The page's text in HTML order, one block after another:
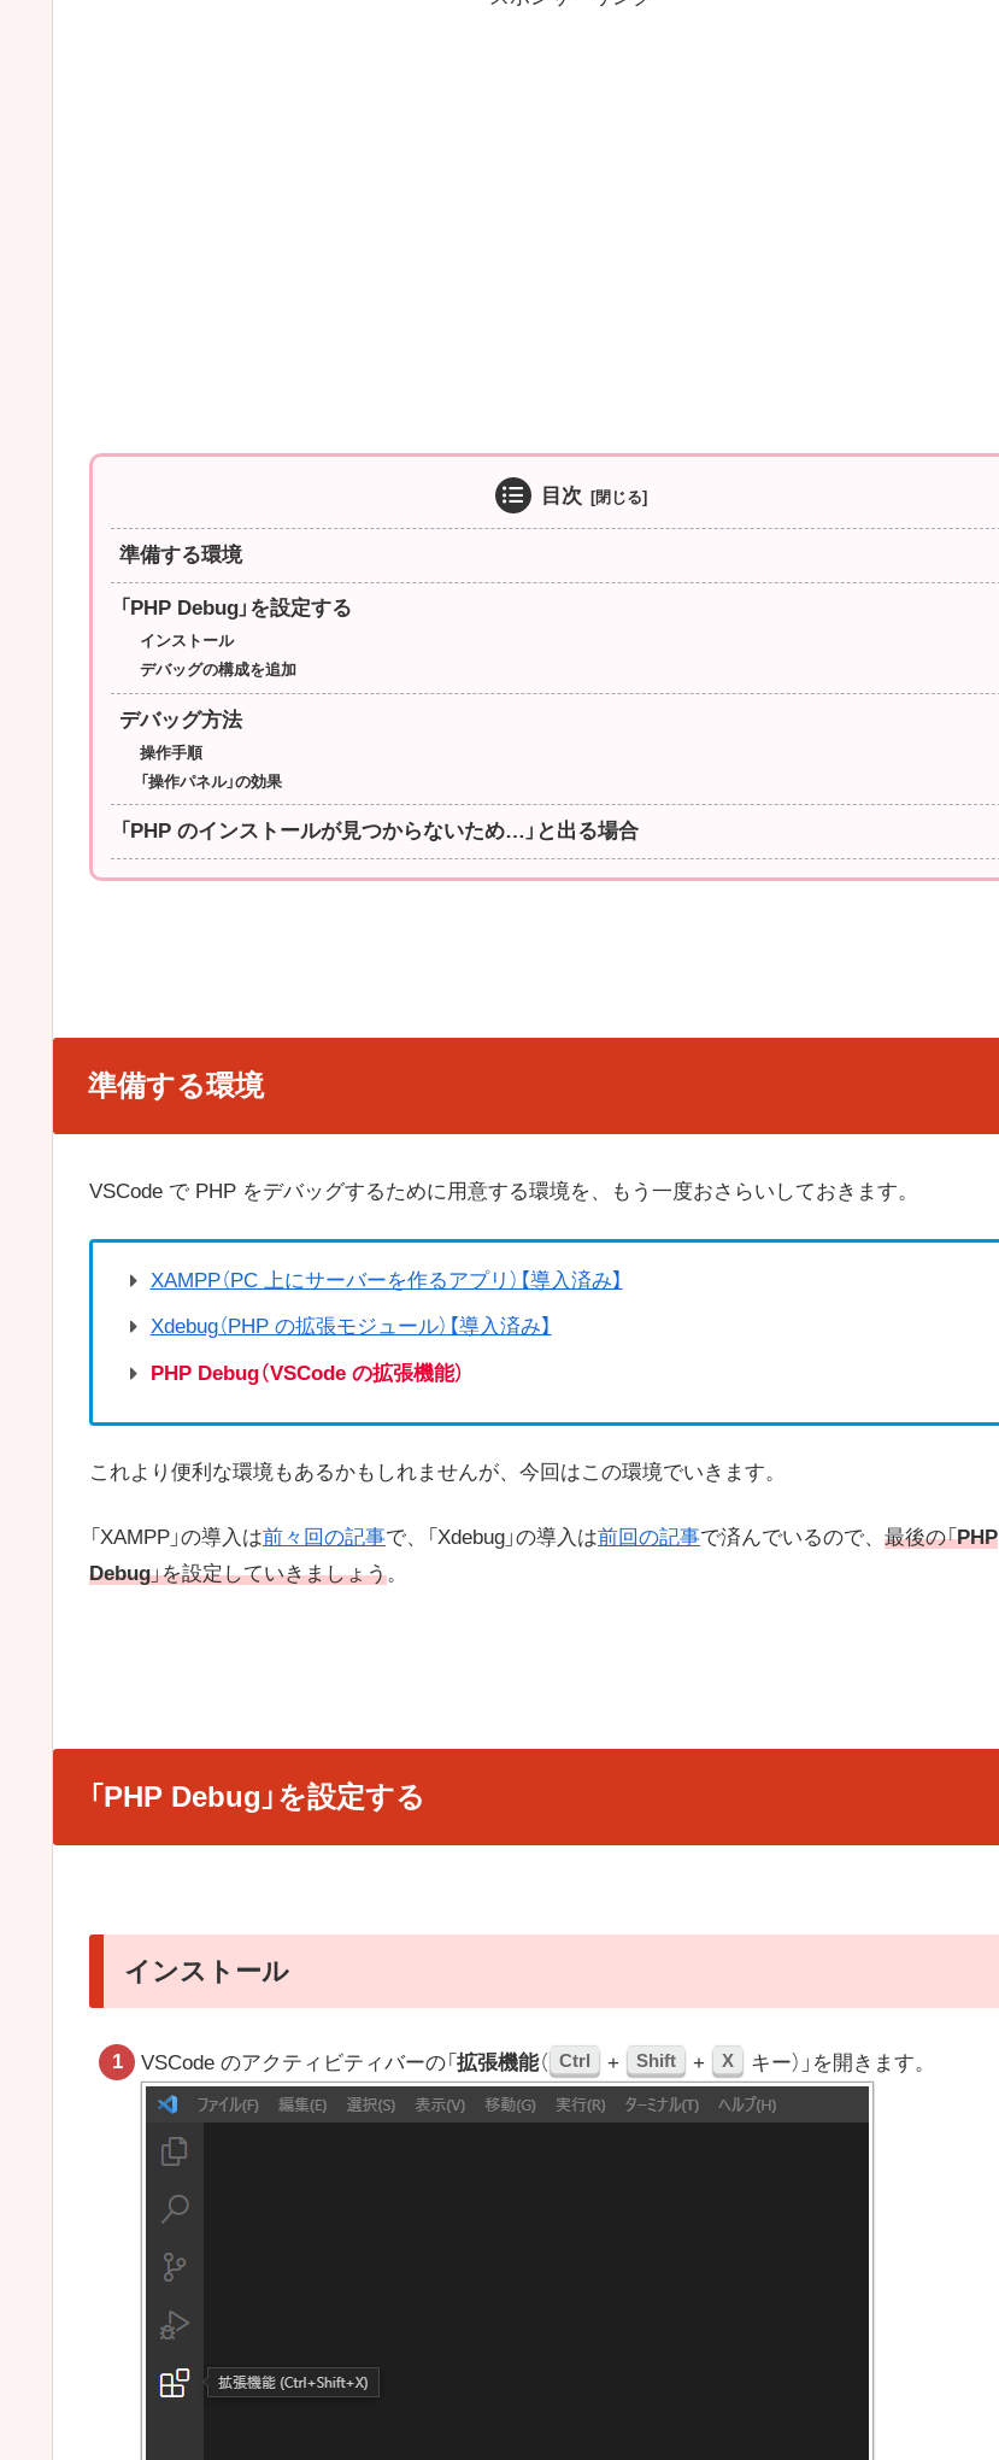
目次
準備する環境
「PHP Debug」を設定する
インストール
デバッグの構成を追加
デバッグ方法
操作手順
「操作パネル」の効果
「PHP のインストールが見つからないため…」と出る場合
準備する環境
VSCode で PHP をデバッグするために用意する環境を、もう一度おさらいしておきます。
XAMPP（PC 上にサーバーを作るアプリ）【導入済み】
Xdebug（PHP の拡張モジュール）【導入済み】
PHP Debug（VSCode の拡張機能）
これより便利な環境もあるかもしれませんが、今回はこの環境でいきます。
「XAMPP」の導入は前々回の記事で、「Xdebug」の導入は前回の記事で済んでいるので、 最後の「PHP
Debug」を設定していきましょう。
「PHP Debug」を設定する
インストール
VSCode のアクティビティバーの「拡張機能（ Ctrl + Shift + X キー）」を開きます。